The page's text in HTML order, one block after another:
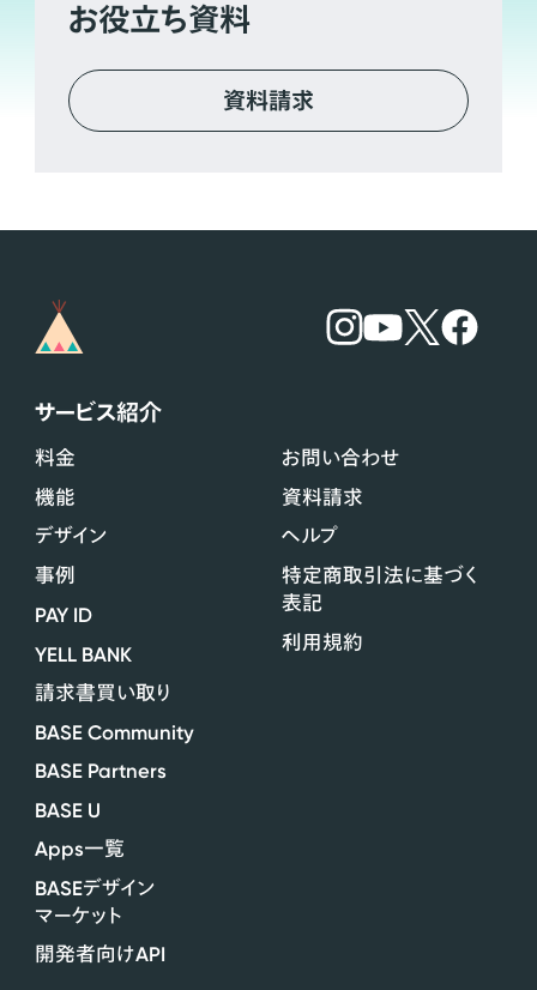
お役立ち資料
資料請求
サービス紹介
料金
機能
デザイン
事例
PAY ID
YELL BANK
請求書買い取り
BASE Community
BASE Partners
BASE U
Apps一覧
BASEデザイン
マーケット
開発者向けAPI
お問い合わせ
資料請求
ヘルプ
特定商取引法に基づく
表記
利用規約